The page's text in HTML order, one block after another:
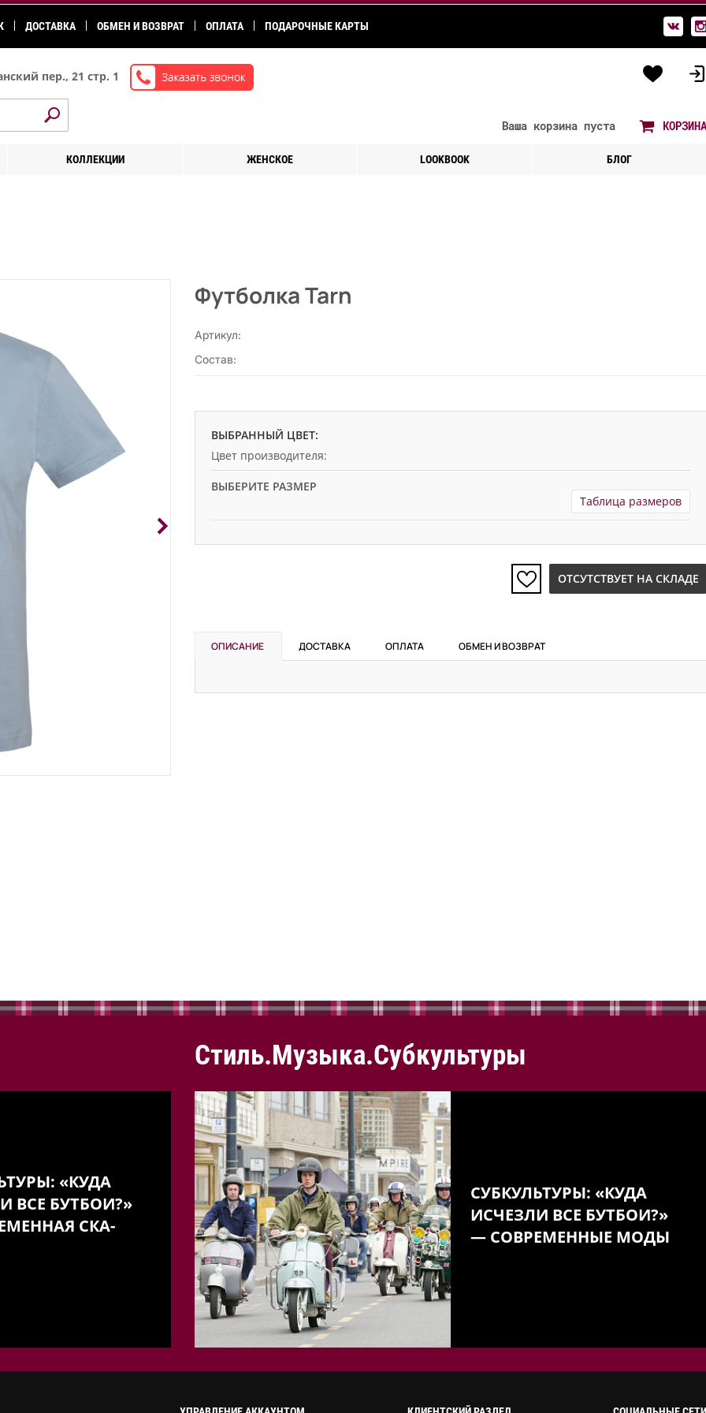
ДОСТАВКА ОБМЕН И ВОЗВРАТ ОПЛАТА ПОДАРОЧНЫЕ КАРТЫ
пер., 21 стр. 1
Ваша корзина пуста КОРЗИНА
КОЛЛЕКЦИИ ЖЕНСКОЕ LOOKBOOK БЛОГ
Футболка Tarn
Артикул:
Состав:
ВЫБРАННЫЙ ЦВЕТ:
Цвет производителя:
ВЫБЕРИТЕ РАЗМЕР
Таблица размеров
ОТСУТСТВУЕТ НА СКЛАДЕ
ОПИСАНИЕ ДОСТАВКА ОПЛАТА ОБМЕН И ВОЗВРАТ
«КУДА
ВСЕ БУТБОИ?»
СКА-
Стиль.Музыка.Субкультуры
СУБКУЛЬТУРЫ: «КУДА
ИСЧЕЗЛИ ВСЕ БУТБОИ?»
— СОВРЕМЕННЫЕ МОДЫ